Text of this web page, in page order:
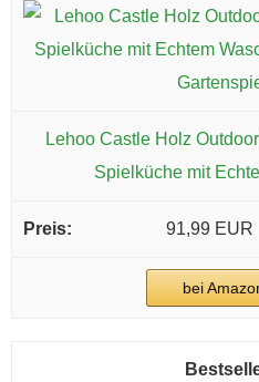
Lehoo Castle Holz
Spielküche mit
91,99 EUR
bei